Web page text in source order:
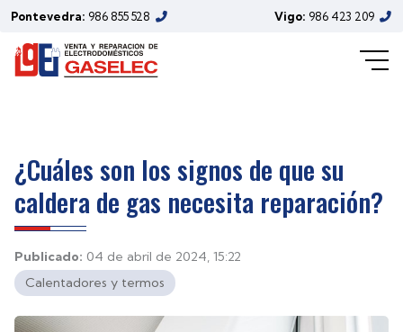
Pontevedra: 986 855 528 Vigo: 986 423 209
¿Cuáles son los signos de que su
caldera de gas necesita reparación?
Publicado: 04 de abril de 2024, 15:22
Calentadores y termos